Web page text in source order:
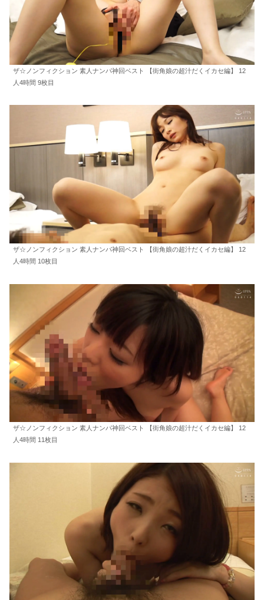
ザ☆ノンフィクション 素人ナンパ神回ベスト 【街角娘の超汁だくイカセ編】 12
人4時間 9枚目
ザ☆ノンフィクション 素人ナンパ神回ベスト 【街角娘の超汁だくイカセ編】 12
人4時間 10枚目
ザ☆ノンフィクション 素人ナンパ神回ベスト 【街角娘の超汁だくイカセ編】 12
人4時間 11枚目